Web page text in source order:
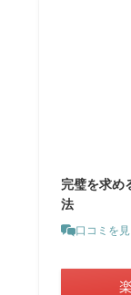
完璧を求め
法
口コミを